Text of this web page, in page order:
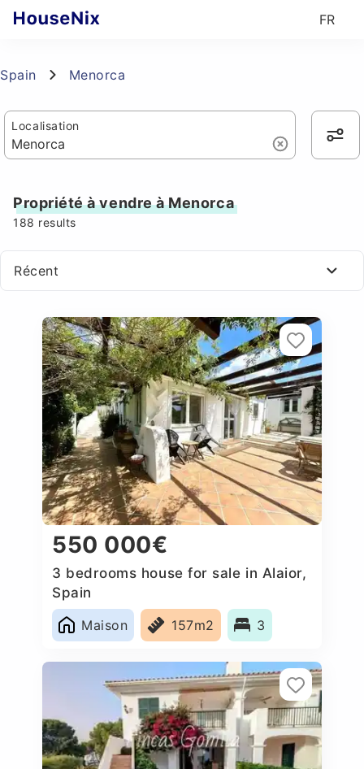
FR
Spain Menorca
Localisation
Propriété à vendre à Menorca
188 results
Récent
550 000€
3 bedrooms house for sale in Alaior,
Spain
Maison
157m2 3